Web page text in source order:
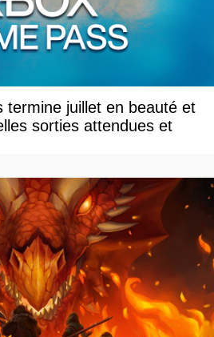
termine juillet en beauté et
sorties attendues et